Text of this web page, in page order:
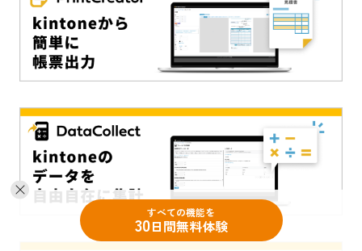
すべての機能を
30日間無料体験